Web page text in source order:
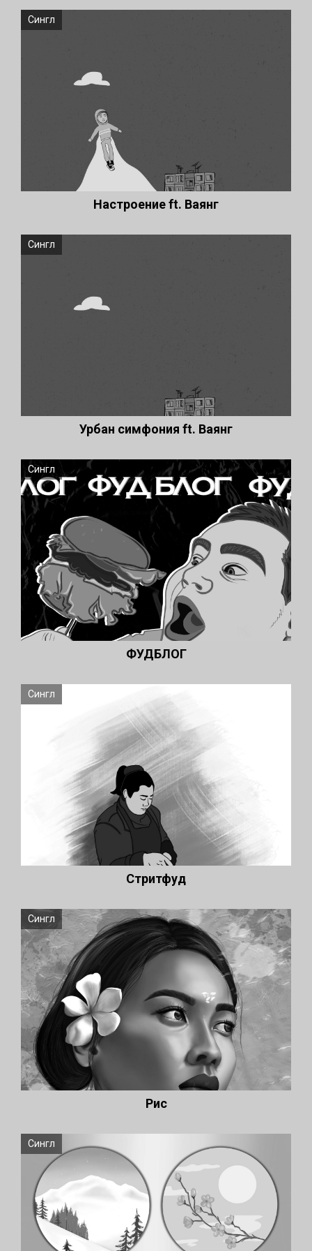
Сингл
Настроение ft. Ваянг
Сингл
Урбан симфония ft. Ваянг
Сингл
ФУДБЛОГ
Сингл
Стритфуд
Сингл
Рис
Сингл